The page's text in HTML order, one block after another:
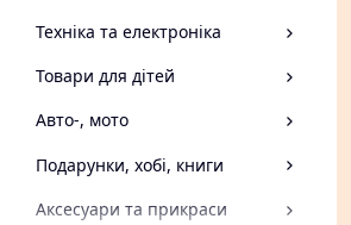
Техніка та електроніка
Товари для дітей
Авто-, мото
Подарунки, хобі, книги
Аксесуари та прикраси